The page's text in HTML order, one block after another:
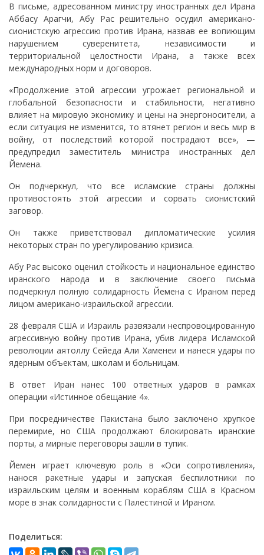
В письме, адресованном министру иностранных дел Ирана
Аббасу Арагчи, Абу Рас решительно осудил американо-
сионистскую агрессию против Ирана, назвав ее вопиющим
нарушением суверенитета, независимости и
территориальной целостности Ирана, а также всех
международных норм и договоров.
«Продолжение этой агрессии угрожает региональной и
глобальной безопасности и стабильности, негативно
влияет на мировую экономику и цены на энергоносители, а
если ситуация не изменится, то втянет регион и весь мир в
войну, от последствий которой пострадают все», —
предупредил заместитель министра иностранных дел
Йемена.
Он подчеркнул, что все исламские страны должны
противостоять этой агрессии и сорвать сионистский
заговор.
Он также приветствовал дипломатические усилия
некоторых стран по урегулированию кризиса.
Абу Рас высоко оценил стойкость и национальное единство
иранского народа и в заключение своего письма
подчеркнул полную солидарность Йемена с Ираном перед
лицом американо-израильской агрессии.
28 февраля США и Израиль развязали неспровоцированную
агрессивную войну против Ирана, убив лидера Исламской
революции аятоллу Сейеда Али Хаменеи и нанеся удары по
ядерным объектам, школам и больницам.
В ответ Иран нанес 100 ответных ударов в рамках
операции «Истинное обещание 4».
При посредничестве Пакистана было заключено хрупкое
перемирие, но США продолжают блокировать иранские
порты, а мирные переговоры зашли в тупик.
Йемен играет ключевую роль в «Оси сопротивления»,
нанося ракетные удары и запуская беспилотники по
израильским целям и военным кораблям США в Красном
море в знак солидарности с Палестиной и Ираном.
Поделиться: